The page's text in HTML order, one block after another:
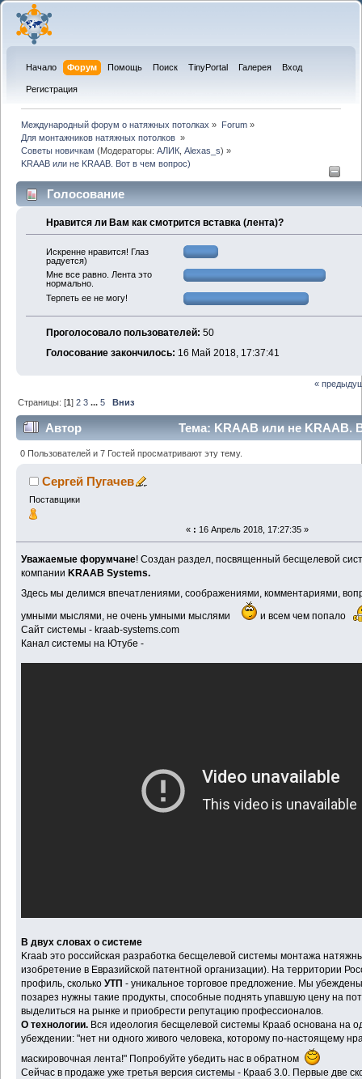
Начало Форум Помощь Поиск TinyPortal Галерея Вход
Регистрация
Международный форум о натяжных потолках » Forum»
Для монтажников натяжных потолков »
Советы новичкам (Модераторы:АЛИК,Alexas_s) »
KRAAB или не KRAAB. Вот в чем вопрос)
Голосование
Нравится ли Вам как смотрится вставка (лента)?
Искренне нравится! Глаз
радуется)
Мне все равно. Лента это
нормально.
Терпеть ее не могу!
Проголосовало пользователей: 50
Голосование закончилось: 16 Май 2018, 17:37:41
«
Страницы: [1]2 3 ...5 Вниз
Автор
Тема: KRAAB или не KRAAB.
(Прочитано 320023 раз)
0 Пользователей и 7 Гостей просматривают эту тему.
Сергей Пугачев
Поставщики
« : 16 Апрель 2018, 17:27:35 »
Уважаемые форумчане! Создан раздел, посвященный бесщелевой
компании KRAAB Systems.
Здесь мы делимся впечатлениями, соображениями, комментариями,
умными мыслями, не очень умными мыслями
и всем чем попало
Сайт системы - kraab-systems.com
Канал системы на Ютубе -
В двух словах о системе
Kraab это российская разработка бесщелевой системы монтажа
изобретение в Евразийской патентной организации). На территории
профиль, сколькоУТП - уникальное торговое предложение. Мы
позарез нужны такие продукты, способные поднять упавшую цену на
выделиться на рынке и приобрести репутацию профессионалов.
О технологии. Вся идеология бесщелевой системы Крааб основана на
убеждении: "нет ни одного живого человека, которому по-настоящему
маскировочная лента!" Попробуйте убедить нас в обратном
Сейчас в продаже уже третья версия системы - Крааб 3.0. Первые две